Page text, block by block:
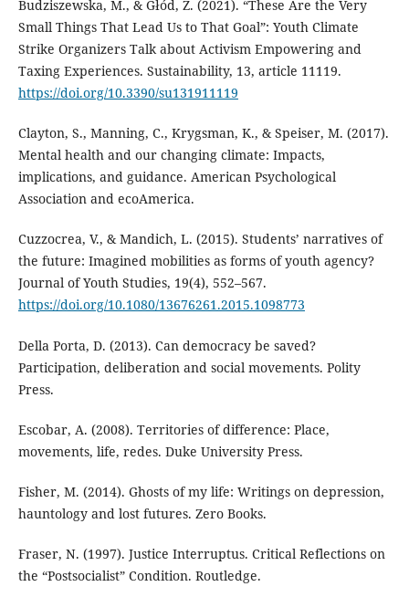
Budziszewska, M., & Głód, Z. (2021). “These Are the Very
Small Things That Lead Us to That Goal”: Youth Climate
Strike Organizers Talk about Activism Empowering and
Taxing Experiences. Sustainability, 13, article 11119.
https://doi.org/10.3390/su131911119
Clayton, S., Manning, C., Krygsman, K., & Speiser, M. (2017).
Mental health and our changing climate: Impacts,
implications, and guidance. American Psychological
Association and ecoAmerica.
Cuzzocrea, V., & Mandich, L. (2015). Students’ narratives of
the future: Imagined mobilities as forms of youth agency?
Journal of Youth Studies, 19(4), 552–567.
https://doi.org/10.1080/13676261.2015.1098773
Della Porta, D. (2013). Can democracy be saved?
Participation, deliberation and social movements. Polity
Press.
Escobar, A. (2008). Territories of difference: Place,
movements, life, redes. Duke University Press.
Fisher, M. (2014). Ghosts of my life: Writings on depression,
hauntology and lost futures. Zero Books.
Fraser, N. (1997). Justice Interruptus. Critical Reflections on
the “Postsocialist” Condition. Routledge.